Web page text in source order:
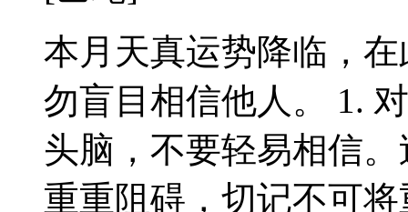
本月天真运势降临，
勿盲目相信他人。 1.
头脑，不要轻易相信
重重阻碍，切记不可